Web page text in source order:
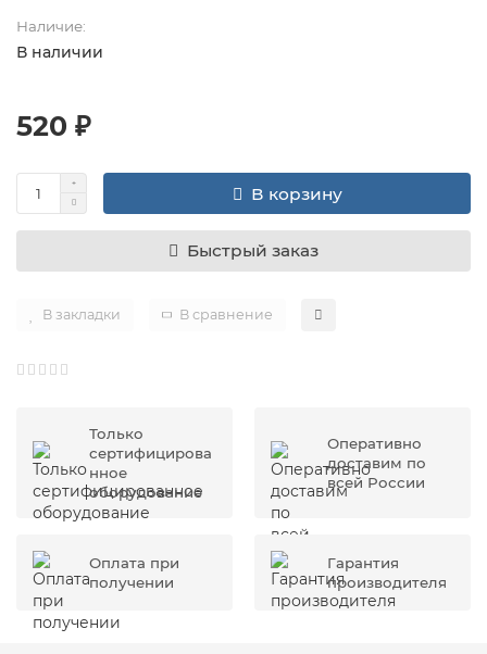
Наличие:
В наличии
520 ₽
В корзину
Быстрый заказ
В закладки В сравнение
Только
сертифицирова
нное
оборудование
Оперативно
доставим по
всей России
Оплата при
получении
Гарантия
производителя